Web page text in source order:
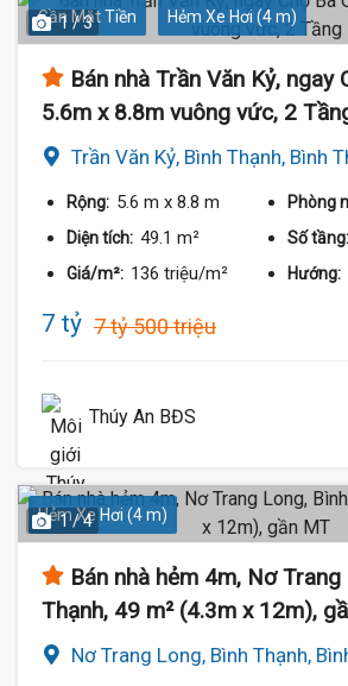
Gần Mặt Tiền Hẻm Xe Hơi (4 m)
1 / 3
Bán nhà Trần Văn Kỷ, ngay
5.6m x 8.8m vuông vức, 2
Trần Văn Kỷ, Bình Thạnh, Bình
Rộng: 5.6 m x 8.8 m Phòng
Diện tích: 49.1 m² Số tầng:
Giá/m²: 136 triệu/m² Hướng:
7 tỷ 7 tỷ 500 triệu
Thúy An BĐS
Hẻm Xe Hơi (4 m)
1 / 4
Bán nhà hẻm 4m, Nơ
Thạnh, 49 m² (4.3m x 12m),
Nơ Trang Long, Bình Thạnh,